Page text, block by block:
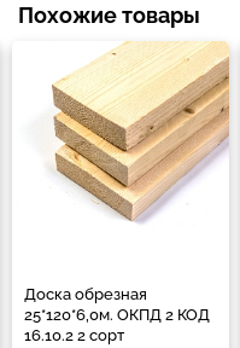
Похожие товары
Доска обрезная
25*120*6,0м. ОКПД 2 КОД
16.10.2 2 сорт